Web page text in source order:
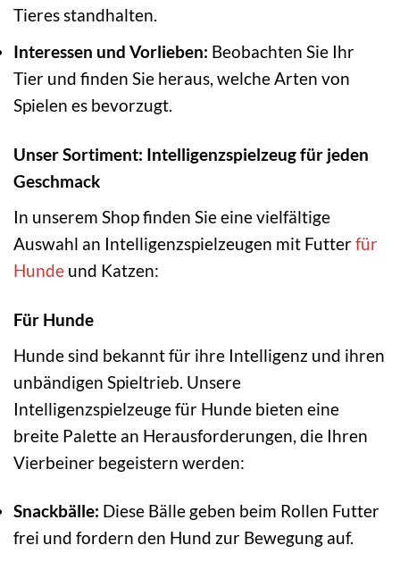
Tieres standhalten.
Interessen und Vorlieben: Beobachten Sie Ihr
Tier und finden Sie heraus, welche Arten von
Spielen es bevorzugt.
Unser Sortiment: Intelligenzspielzeug für jeden
Geschmack
In unserem Shop finden Sie eine vielfältige
Auswahl an Intelligenzspielzeugen mit Futterfür
Hunde und Katzen:
Für Hunde
Hunde sind bekannt für ihre Intelligenz und ihren
unbändigen Spieltrieb. Unsere
Intelligenzspielzeuge für Hunde bieten eine
breite Palette an Herausforderungen, die Ihren
Vierbeiner begeistern werden:
Snackbälle: Diese Bälle geben beim Rollen Futter
frei und fordern den Hund zur Bewegung auf.